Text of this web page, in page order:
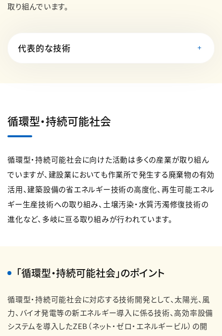
取り組んでいます。
代表的な技術
循環型・持続可能社会
循環型・持続可能社会に向けた活動は多くの産業が取り組ん
でいますが、建設業においても作業所で発生する廃棄物の有効
活用、建築設備の省エネルギー技術の高度化、再生可能エネル
ギー生産技術への取り組み、土壌汚染・水質汚濁修復技術の
進化など、多岐に亘る取り組みが行われています。
「循環型・持続可能社会」のポイント
循環型・持続可能社会に対応する技術開発として、太陽光、風
力、バイオ発電等の新エネルギー導入に係る技術、高効率設備
システムを導入したZEB（ネット・ゼロ・エネルギービル）の開